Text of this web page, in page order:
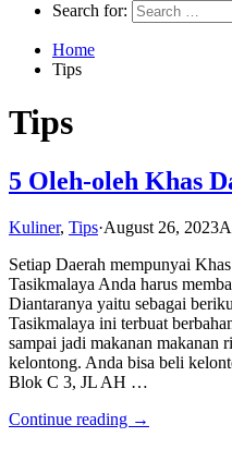
Search for:
Home
Tips
Tips
5 Oleh-oleh Khas
Kuliner, Tips·August 26, 2023
Setiap Daerah mempunyai
Tasikmalaya Anda harus
Diantaranya yaitu sebagai
Tasikmalaya ini terbuat
sampai jadi makanan makanan
kelontong. Anda bisa beli
Blok C 3, JL AH …
Continue reading →